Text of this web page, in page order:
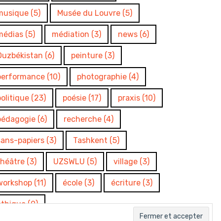
(5) Musée du Louvre (5)
(5) médiation (3) news (6)
(6) peinture (3)
(10) photographie (4)
(23) poésie (17) praxis (10)
(6) recherche (4)
papiers (3) Tashkent (5)
(3) UZSWLU (5) village (3)
(11) école (3) écriture (3)
(9)